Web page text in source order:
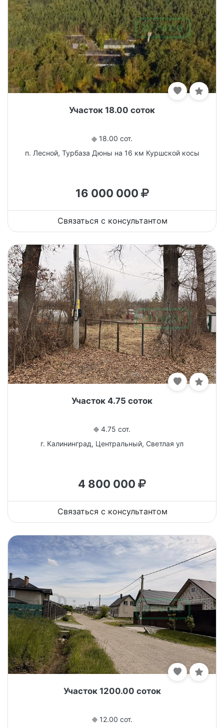
Участок 18.00 соток
18.00 сот.
п. Лесной, Турбаза Дюны на 16 км Куршской косы
16 000 000
Связаться с консультантом
Участок 4.75 соток
4.75 сот.
г. Калининград, Центральный, Светлая ул
4 800 000
Связаться с консультантом
Участок 1200.00 соток
12.00 сот.